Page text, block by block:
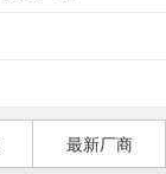
最新厂商